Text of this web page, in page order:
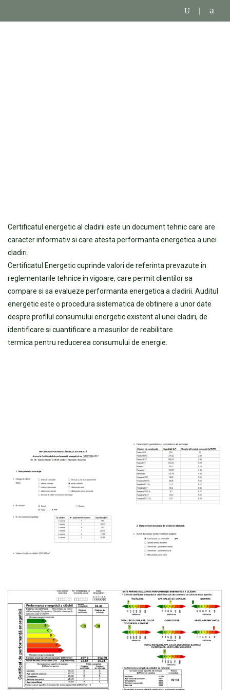
Certificatul energetic al cladirii este un document tehnic care are
caracter informativ si care atesta performanta energetica a unei
cladiri.
Certificatul Energetic cuprinde valori de referinta prevazute in
reglementarile tehnice in vigoare, care permit clientilor sa
compare si sa evalueze performanta energetica a cladirii. Auditul
energetic este o procedura sistematica de obtinere a unor date
despre profilul consumului energetic existent al unei cladiri, de
identificare si cuantificare a masurilor de reabilitare
termica pentru reducerea consumului de energie.